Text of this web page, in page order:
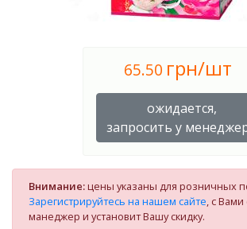
65.50 грн/шт
ожидается,
запросить у
Внимание:цены указаны для розничных
Зарегистрируйтесь на нашем сайте , с
манеджер и установит Вашу скидку.